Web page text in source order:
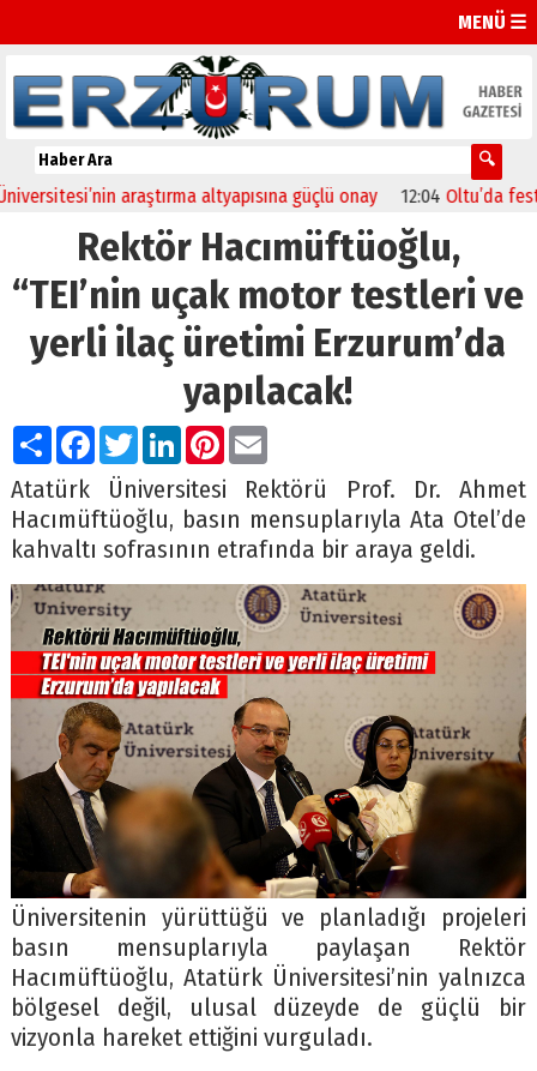
MENÜ ☰
araştırma altyapısına güçlü onay 12:04 Oltu’da festival
Rektör Hacımüftüoğlu,
“TEI’nin uçak motor testleri ve
yerli ilaç üretimi Erzurum’da
yapılacak!
PaylaşFacebook
TwitterLinkedIn
Pinterest
Email
Atatürk Üniversitesi Rektörü Prof. Dr. Ahmet
Hacımüftüoğlu, basın mensuplarıyla Ata Otel’de
kahvaltı sofrasının etrafında bir araya geldi.
Üniversitenin yürüttüğü ve planladığı projeleri
basın mensuplarıyla paylaşan Rektör
Hacımüftüoğlu, Atatürk Üniversitesi’nin yalnızca
bölgesel değil, ulusal düzeyde de güçlü bir
vizyonla hareket ettiğini vurguladı.